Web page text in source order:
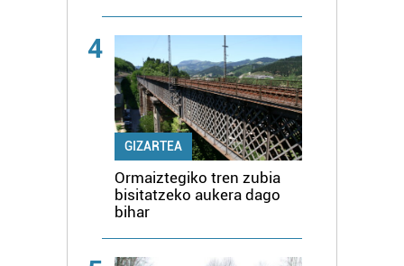
4
GIZARTEA
Ormaiztegiko tren zubia
bisitatzeko aukera dago
bihar